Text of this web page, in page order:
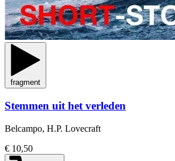
fragment
Stemmen uit het verleden
Belcampo, H.P. Lovecraft
€ 10,50